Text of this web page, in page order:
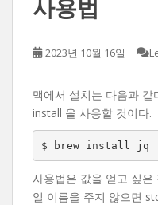
사용법
2023년 10월 16일
맥에서 설치는 다음과
install 을 사용할 것이다.
$ brew install jq
사용법은 값을 얻고 싶
일 이름을 주지 않으면